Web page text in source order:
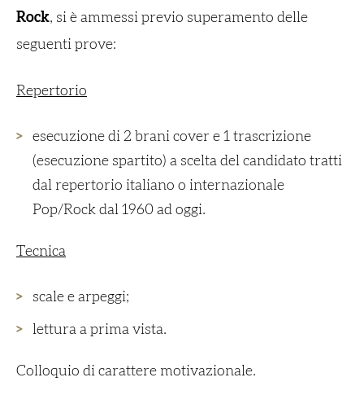
Rock, si è ammessi previo superamento delle
seguenti prove:
Repertorio
esecuzione di 2 brani cover e 1 trascrizione
(esecuzione spartito) a scelta del candidato tratti
dal repertorio italiano o internazionale
Pop/Rock dal 1960 ad oggi.
Tecnica
scale e arpeggi;
lettura a prima vista.
Colloquio di carattere motivazionale.